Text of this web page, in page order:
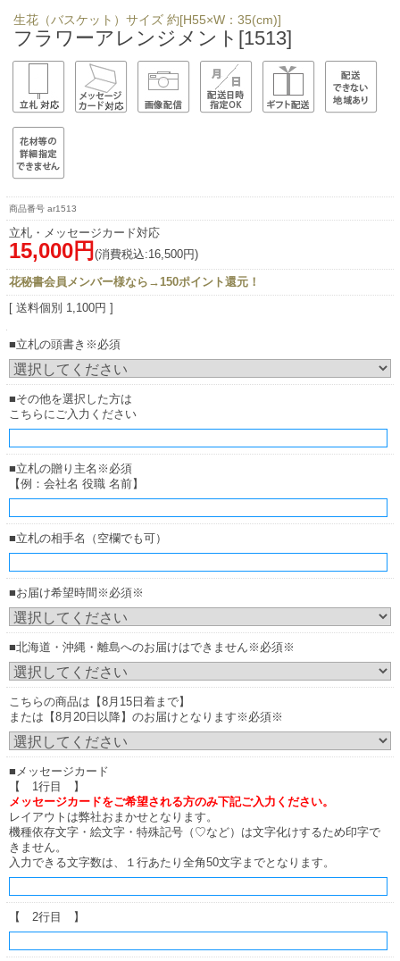
生花（バスケット）サイズ 約[H55×W：35(cm)]
フラワーアレンジメント[1513]
ar1513
立札・メッセージカード対応
15,000円 (消費税込:16,500円)
花秘書会員メンバー様なら→150ポイント還元！
[ 送料個別 1,100円 ]
■立札の頭書き※必須
■その他を選択した方は
こちらにご入力ください
■立札の贈り主名※必須
【例：会社名 役職 名前】
■立札の相手名（空欄でも可）
■お届け希望時間※必須※
■北海道・沖縄・離島へのお届けはできません※必須※
こちらの商品は【8月15日着まで】
または【8月20日以降】のお届けとなります※必須※
■メッセージカード
【 1行目 】
メッセージカードをご希望される方のみ下記ご入力ください。
レイアウトは弊社おまかせとなります。
機種依存文字・絵文字・特殊記号（♡など）は文字化けするため印字で
きません。
入力できる文字数は、１行あたり全角50文字までとなります。
【 2行目 】